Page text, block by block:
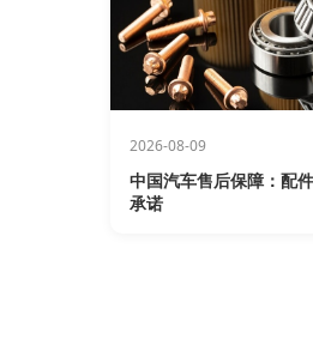
2026-08-09
中国汽车售后保障：配
承诺